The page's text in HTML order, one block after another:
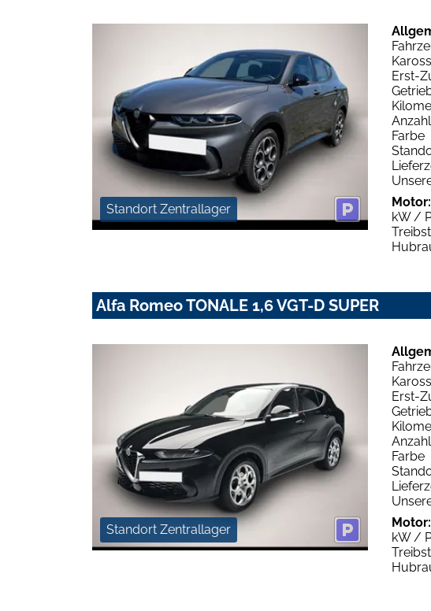
Standort Zentrallager
Erst-
Farbe
Motor:
kW /
Alfa Romeo TONALE 1,6 VGT-D SUPER
Standort Zentrallager
Erst-
Farbe
Motor:
kW /